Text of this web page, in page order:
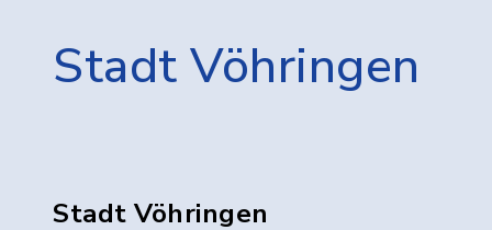
Stadt Vöhringen
Stadt Vöhringen